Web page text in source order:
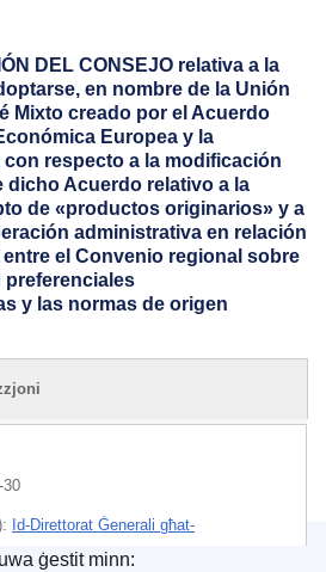
DEL CONSEJO relativa a la
en nombre de la Unión
Mixto creado por el Acuerdo
Europea y la
respecto a la modificación
dicho Acuerdo relativo a la
de «productos originarios» y a
administrativa en relación
el Convenio regional sobre
preferenciales
y las normas de origen
30
Id-Direttorat Ġenerali għat-
Doganali (Il-Kummissjoni
ġestit minn: